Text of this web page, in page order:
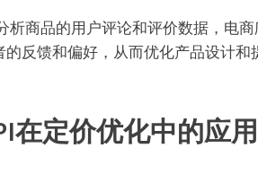
品的用户评论和评价数据，电商
反馈和偏好，从而优化产品设计和
在定价优化中的应用